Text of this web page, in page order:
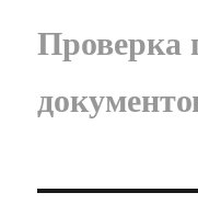
Проверка